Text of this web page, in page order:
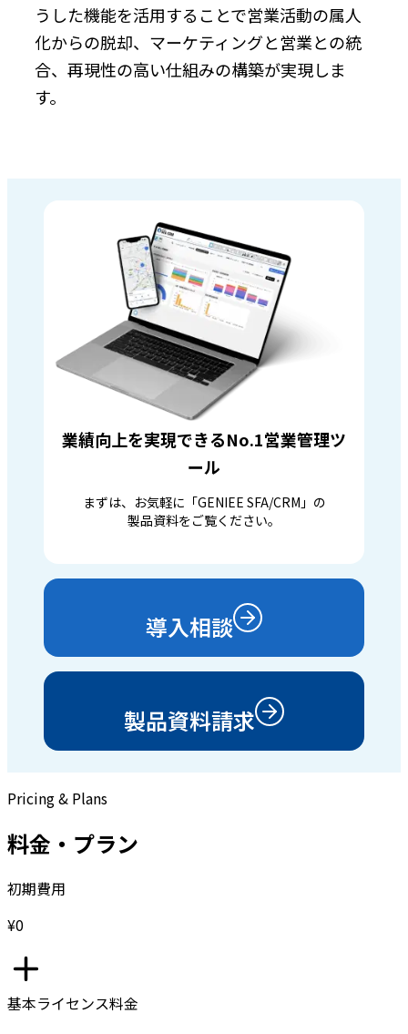
うした機能を活用することで営業活動の属人
化からの脱却、マーケティングと営業との統
合、再現性の高い仕組みの構築が実現しま
す。
業績向上を実現できるNo.1営業管理ツ
ール
まずは、お気軽に「GENIEE SFA/CRM」の
製品資料をご覧ください。
導入相談
製品資料請求
Pricing & Plans
料金・プラン
初期費用
¥0
基本ライセンス料金